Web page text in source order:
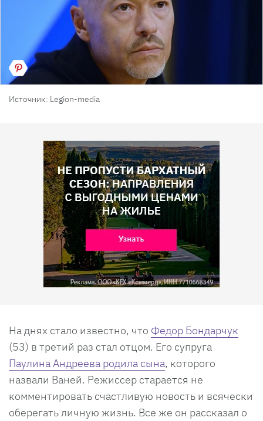
Источник: Legion-media
На днях стало известно, что Федор Бондарчук
(53) в третий раз стал отцом. Его супруга
Паулина Андреева родила сына, которого
назвали Ваней. Режиссер старается не
комментировать счастливую новость и всячески
оберегать личную жизнь. Все же он рассказал о